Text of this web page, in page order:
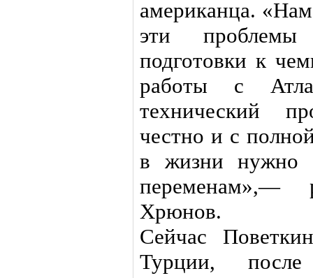
американца.
эти
подготовки к
работы с
технический
честно и с
в жизни нужно
переменам»,—
Хрюнов.
Сейчас
Турции,